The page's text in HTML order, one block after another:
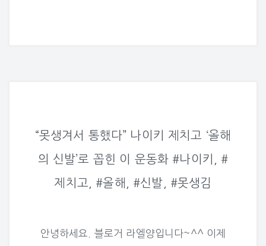
“못생겨서 통했다” 나이키 제치고 ‘올해
의 신발’로 꼽힌 이 운동화 #나이키, #
제치고, #올해, #신발, #못생김
안녕하세요. 블로거 라엘양입니다~^^ 이제